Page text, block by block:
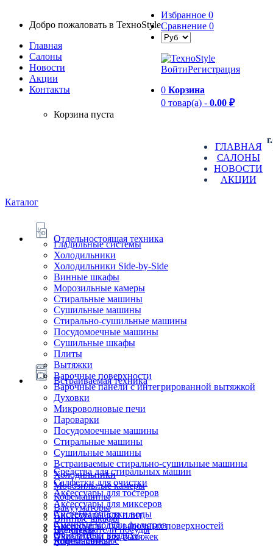
Добро пожаловать в TexноStyle
Главная
Салоны
Новости
Aкции
Контакты
Избранное 0
Сравнение 0
ВойтиРегистрация
0 Корзина
0 товар(а) - 0.00 ₽
Корзина пуста
ГЛАВНАЯ
САЛОНЫ
НОВОСТИ
АКЦИИ
Каталог
Отдельностоящая техника
Гладильные системы
Холодильники
Холодильники Side-by-Side
Винные шкафы
Морозильные камеры
Стиральные машины
Сушильные машины
Стирально-сушильные машины
Посудомоечные машины
Сушильные шкафы
Плиты
Встраиваемая техника
Вытяжки
Варочные поверхности
Варочные панели с интегрированной вытяжкой
Духовки
Микроволновые печи
Пароварки
Посудомоечные машины
Стиральные машины
Сушильные машины
Встраиваемые стирально-сушильные машины
Холодильники
Морозильные камеры
Кофемашины
Вакууматоры
Винные шкафы
Подогреватели посуды
Ящики сомелье
Блендеры
Кофемашины
Очистители воздуха
Системы очистки воды
Сменные модули фильтров
Аксессуары для тостеров
Аксессуары для миксеров
Аксессуары для плит
Аксессуары для варочных поверхностей
Аксессуары для вытяжек
Средства для стиральных машин
Салфетки для очистки